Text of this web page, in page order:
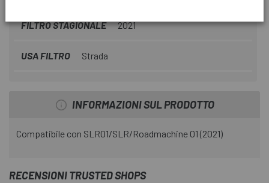
FILTRO STAGIONALE 2021
USA FILTRO Strada
INFORMAZIONI SUL PRODOTTO
Compatibile con SLR01/SLR/Roadmachine 01 (2021)
RECENSIONI TRUSTED SHOPS